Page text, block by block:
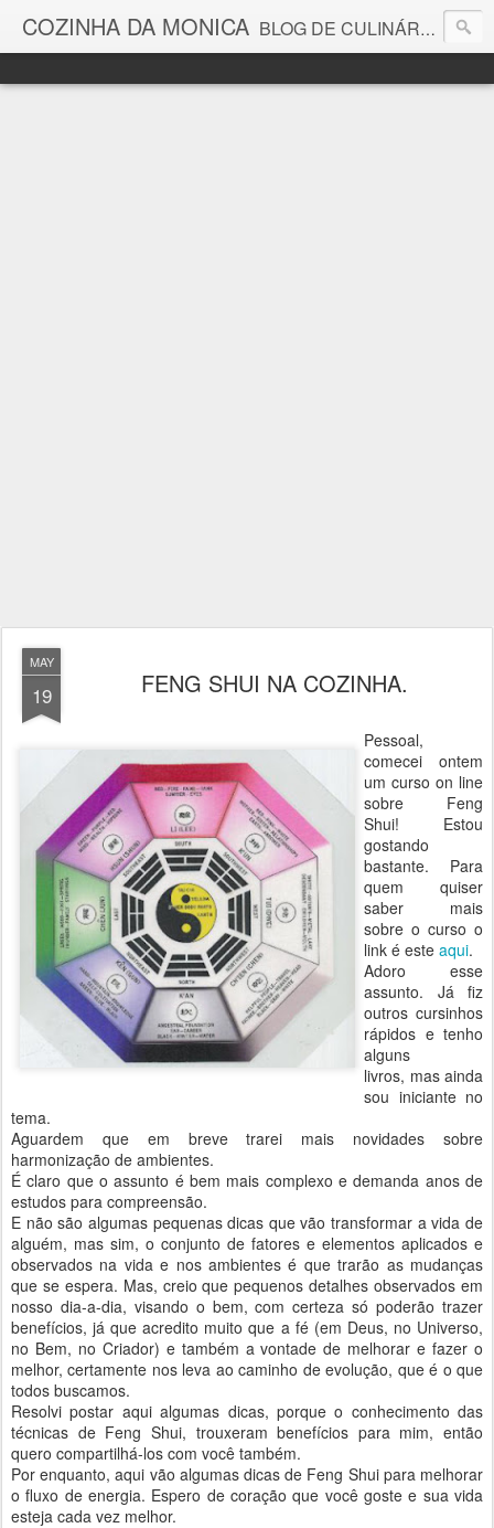
COZINHA DA MONICA BLOG DE CULINÁRIA E GASTRONOMIA COM RECEITAS, DICAS, CURIOSIDADES GASTRONÔMICAS E MUITO MAIS.
MAY
19 FENG SHUI NA COZINHA.
Pessoal,
comecei ontem
um curso on line
sobre Feng
Shui! Estou
gostando
bastante. Para
quem quiser
saber mais
sobre o curso o
link é este aqui.
Adoro esse
assunto. Já fiz
outros cursinhos
rápidos e tenho
alguns
livros, mas ainda
sou iniciante no
tema.
Aguardem que em breve trarei mais novidades sobre
harmonização de ambientes.
É claro que o assunto é bem mais complexo e demanda anos de
estudos para compreensão.
E não são algumas pequenas dicas que vão transformar a vida de
alguém, mas sim, o conjunto de fatores e elementos aplicados e
observados na vida e nos ambientes é que trarão as mudanças
que se espera. Mas, creio que pequenos detalhes observados em
nosso dia-a-dia, visando o bem, com certeza só poderão trazer
benefícios, já que acredito muito que a fé (em Deus, no Universo,
no Bem, no Criador) e também a vontade de melhorar e fazer o
melhor, certamente nos leva ao caminho de evolução, que é o que
todos buscamos.
Resolvi postar aqui algumas dicas, porque o conhecimento das
técnicas de Feng Shui, trouxeram benefícios para mim, então
quero compartilhá-los com você também.
Por enquanto, aqui vão algumas dicas de Feng Shui para melhorar
o fluxo de energia. Espero de coração que você goste e sua vida
esteja cada vez melhor.